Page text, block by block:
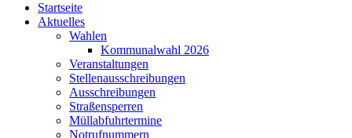
Startseite
Aktuelles
Wahlen
Kommunalwahl 2026
Veranstaltungen
Stellenausschreibungen
Ausschreibungen
Straßensperren
Müllabfuhrtermine
Notrufnummern